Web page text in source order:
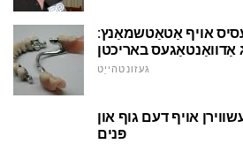
אויף אַטאַטשמאַנץ:
אַדוואַנטאַגעס באריכטן
געזונטהייַט
אויף דעם גוף און
פּנים